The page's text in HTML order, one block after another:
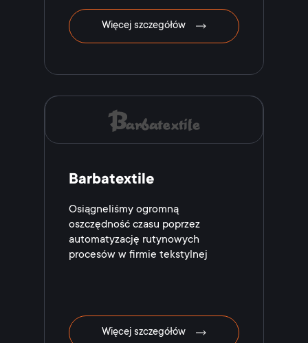
Więcej szczegółów
Barbatextile
Osiągneliśmy ogromną
oszczędność czasu poprzez
automatyzację rutynowych
procesów w firmie tekstylnej
Więcej szczegółów